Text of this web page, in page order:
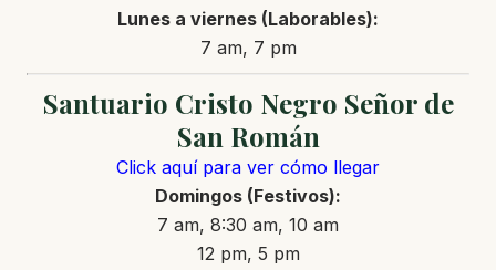
Lunes a viernes (Laborables):
7 am, 7 pm
Santuario Cristo Negro Señor de
San Román
Click aquí para ver cómo llegar
Domingos (Festivos):
7 am, 8:30 am, 10 am
12 pm, 5 pm